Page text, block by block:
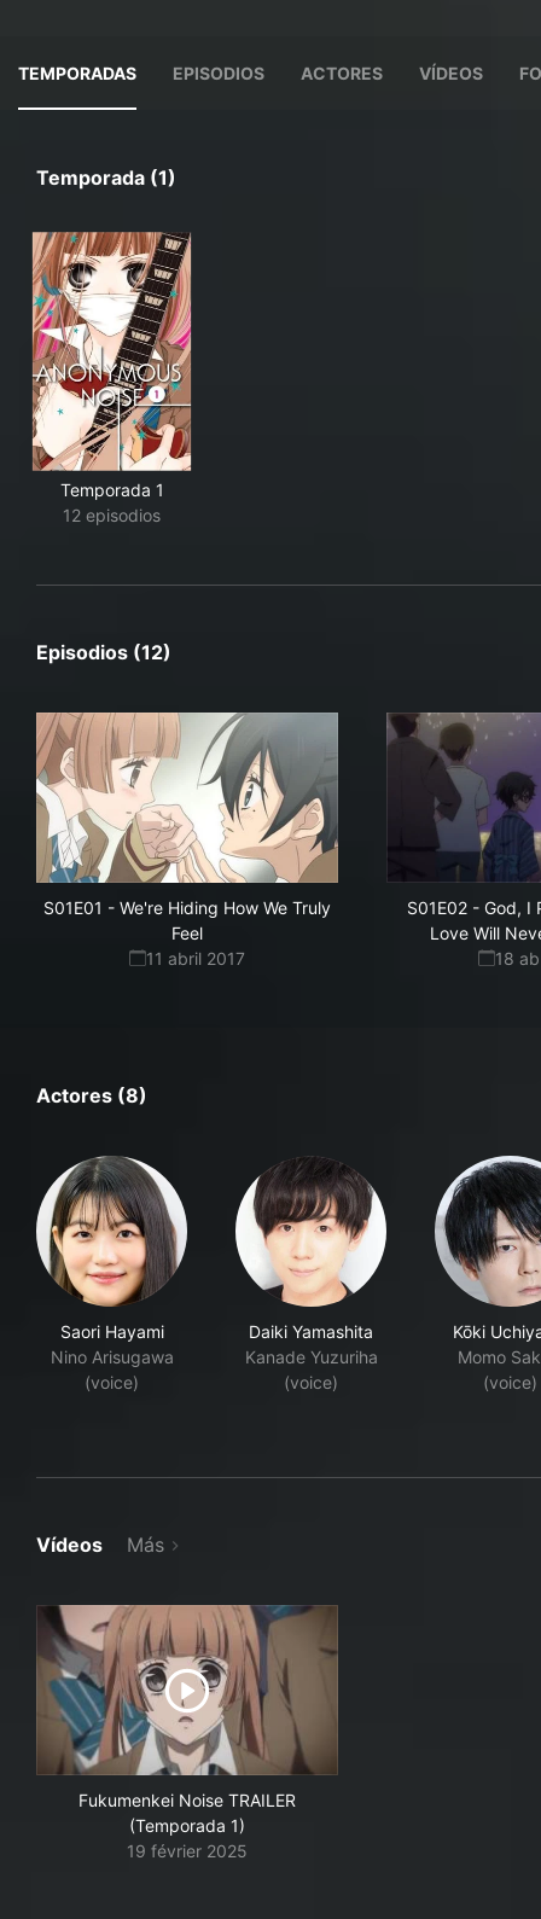
TEMPORADAS EPISODIOS ACTORES VÍDEOS
Temporada (1)
Temporada 1
12 episodios
Episodios (12)
S01E01 - We're Hiding How We Truly
Feel
11 abril 2017
S01E02 - God, I
Love Will
18
Actores (8)
Saori Hayami
Nino Arisugawa
(voice)
Daiki Yamashita
Kanade Yuzuriha
(voice)
Kōki
Momo
(voice)
Vídeos Más
Fukumenkei Noise TRAILER
(Temporada 1)
19 février 2025